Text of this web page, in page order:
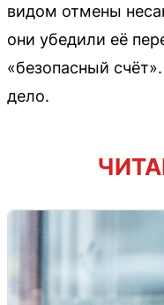
видом отмены
они убедили её
«безопасный
дело.